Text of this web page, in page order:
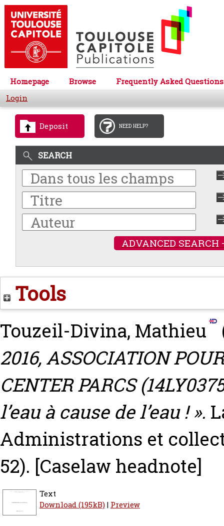
Homepage Browse
Frequently Asked Questions
Login
Deposit NEED HELP?
SEARCH
ADVANCED SEARCH
Tools
Touzeil-Divina, Mathieu
2016, ASSOCIATION
CENTER PARCS
l’eau à cause de l’eau ! ».
Administrations et
52). [Caselaw headnote]
Text
Download (195kB)| Preview